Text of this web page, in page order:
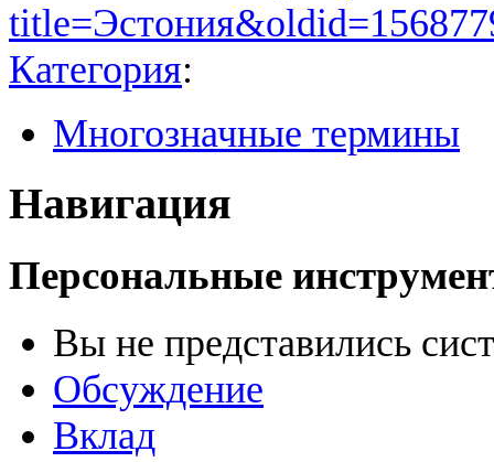
Категория:
Многозначные термины
Навигация
Персональные
Вы не представились
Обсуждение
Вклад